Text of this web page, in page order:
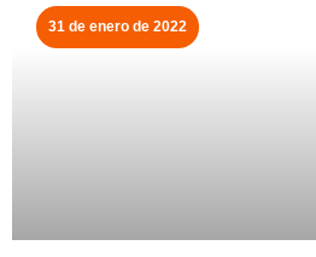
31 de enero de 2022